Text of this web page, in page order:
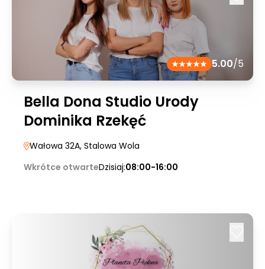
5.00/5
Bella Dona Studio Urody
Dominika Rzekęć
Wałowa 32A, Stalowa Wola
Wkrótce otwarteDzisiaj:08:00-16:00